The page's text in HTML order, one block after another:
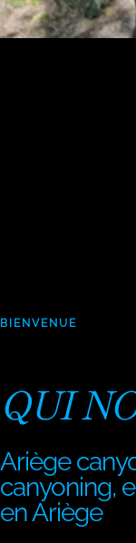
BIENVENUE
QUI
Ariège
canyoning,
en Ariège